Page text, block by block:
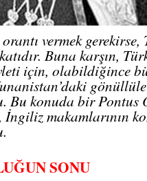
vermek gerekirse,
Buna karşın,
için, olabildiğince
Bu konuda bir Pontus
makamlarının
SONU